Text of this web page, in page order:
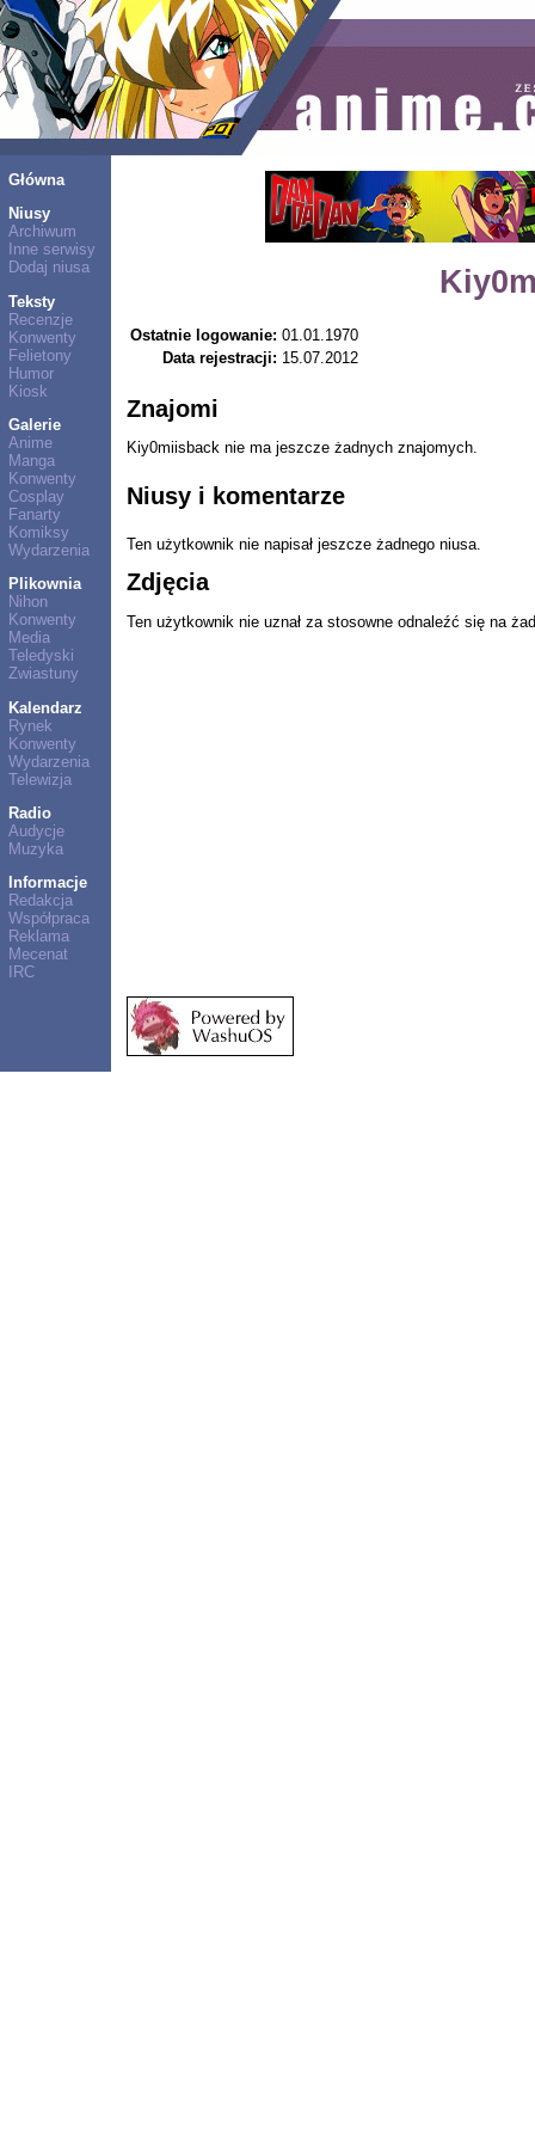
Główna
Niusy
Archiwum
Inne serwisy
Dodaj niusa
Teksty
Recenzje
Konwenty
Felietony
Humor
Kiosk
Galerie
Anime
Manga
Konwenty
Cosplay
Fanarty
Komiksy
Wydarzenia
Plikownia
Nihon
Konwenty
Media
Teledyski
Zwiastuny
Kalendarz
Rynek
Konwenty
Wydarzenia
Telewizja
Radio
Audycje
Muzyka
Informacje
Redakcja
Współpraca
Reklama
Mecenat
IRC
Ostatnie logowanie: 01.01.1970
Data rejestracji: 15.07.2012
Znajomi
Kiy0miisback nie ma jeszcze żadnych znajomych.
Niusy i komentarze
Ten użytkownik nie napisał jeszcze żadnego niusa.
Zdjęcia
Ten użytkownik nie uznał za stosowne odnaleźć się na